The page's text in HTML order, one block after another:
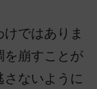
ではありま
を崩すことが
ないように